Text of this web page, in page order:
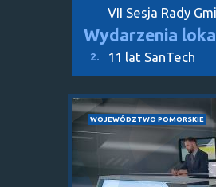
VII Sesja Rady
Wydarzenia
2. 11 lat SanTech
WOJEWÓDZTWO POMORSKIE